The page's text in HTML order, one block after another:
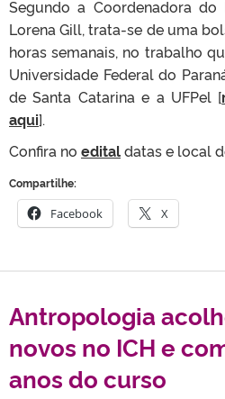
Segundo a Coordenadora do
Lorena Gill, trata-se de uma
horas semanais, no trabalho
Universidade Federal do
de Santa Catarina e a UFPel [
aqui].
Confira no editaldatas e local
Compartilhe:
Facebook X
Antropologia
novos no ICH e
anos do curso